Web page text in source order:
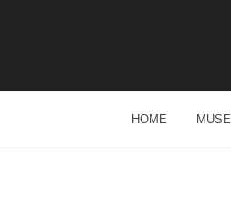
HOME MUSEI